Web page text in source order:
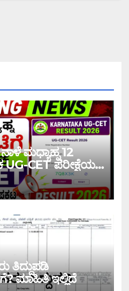
ಮಧ್ಯಾಹ್ನ 12
CET ಪರೀಕ್ಷೆಯ
CET Result
ತಿದ್ದುಪಡಿ
ಮಾಹಿತಿ ಇಲ್ಲಿದೆ